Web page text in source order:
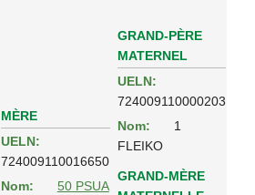
MÈRE
UELN:
724009110016650
Nom:
50 PSUA
GRAND-PÈRE
MATERNEL
UELN:
724009110000203
Nom:
1
FLEIKO
GRAND-MÈRE